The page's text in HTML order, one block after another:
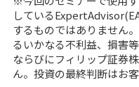
している
するものではありません
るいかなる不利益、損害
ならびにフィリップ証券
ん。投資の最終判断はお